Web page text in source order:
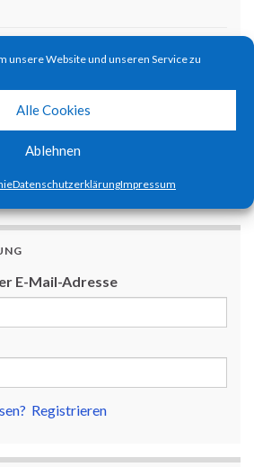
unsere Website und unseren Service zu
Alle Cookies
Ablehnen
DatenschutzerklärungImpressum
– Kids become pilots!
Jubiläum!
E-Mail-Adresse
Registrieren